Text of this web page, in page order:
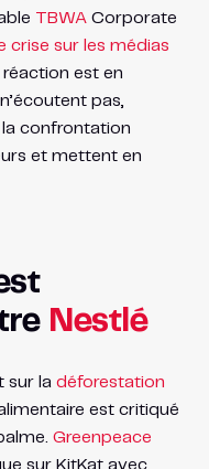
TBWA Corporate
crise sur les médias
réaction est en
pas,
la confrontation
et mettent en
Nestlé
sur la déforestation
est critiqué
Greenpeace
sur KitKat avec